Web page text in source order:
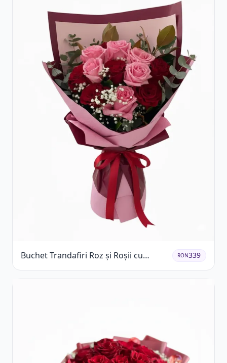
Buchet Trandafiri Roz și Roșii cu
Eucalipt și Gypsophila
RON339